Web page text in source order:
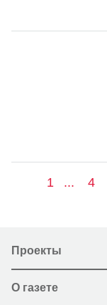
1 ... 4
Проекты
О газете